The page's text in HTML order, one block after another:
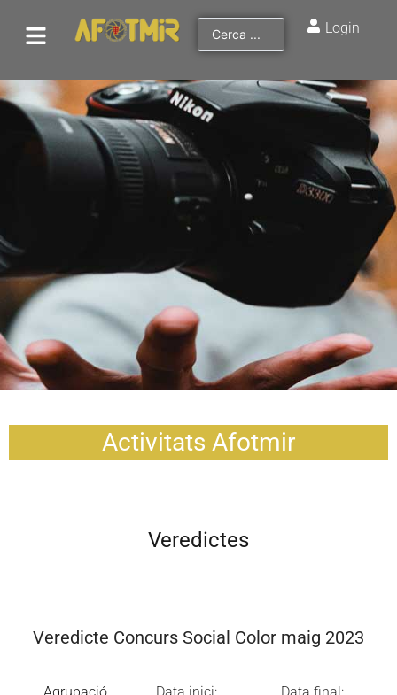
Login
Activitats Afotmir
Veredictes
Veredicte Concurs Social Color maig 2023